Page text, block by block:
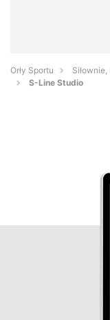
Orły Sportu
S-Line Studio